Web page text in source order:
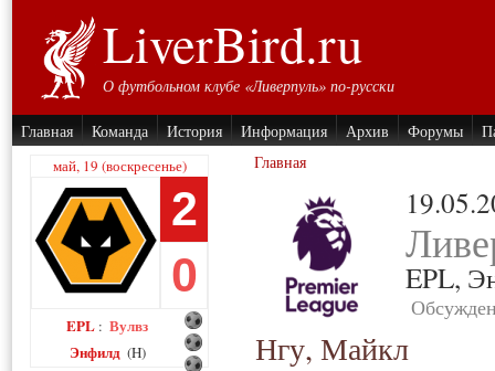
LiverBird.ru
О футбольном клубе «Ливерпуль» по-русски
Главная Команда История Информация Архив Форумы
май, 19 (воскресенье)
2
0
EPL : Вулвз
Энфилд (H)
Главная
EPL,
Нгу, Майкл